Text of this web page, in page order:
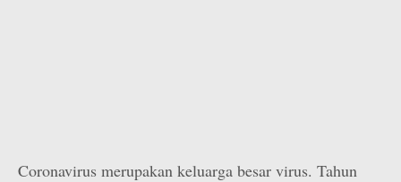
Coronavirus merupakan keluarga besar virus. Tahun